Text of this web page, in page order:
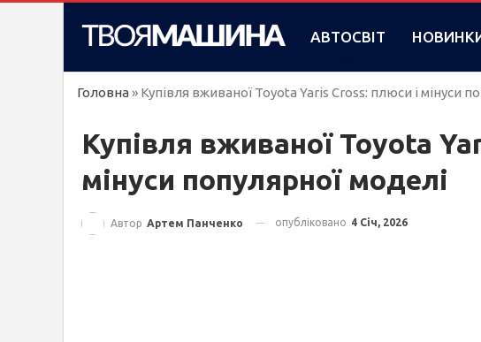
АВТОСВІТ
Головна » Купівля вживаної Toyota Yaris Cross: плюси і мінуси
Купівля вживаної Toyota
мінуси популярної моделі
Автор Артем Панченко опубліковано 4 Січ, 2026